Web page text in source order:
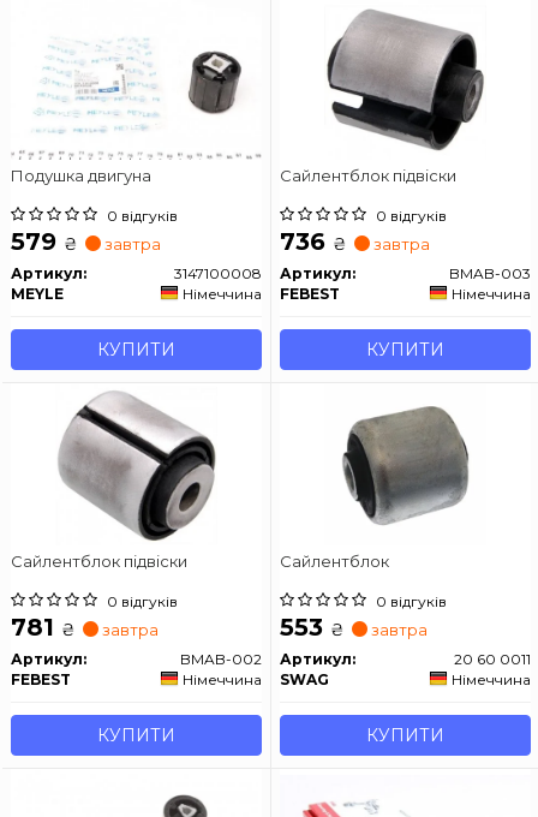
Подушка двигуна
0 відгуків
579 ₴ завтра
Артикул:
3147100008
MEYLE
Німеччина
КУПИТИ
Сайлентблок підвіски
0 відгуків
736 ₴ завтра
Артикул:
BMAB-003
FEBEST
Німеччина
КУПИТИ
Сайлентблок підвіски
0 відгуків
781 ₴ завтра
Артикул:
BMAB-002
FEBEST
Німеччина
КУПИТИ
Сайлентблок
0 відгуків
553 ₴ завтра
Артикул:
20 60 0011
SWAG
Німеччина
КУПИТИ